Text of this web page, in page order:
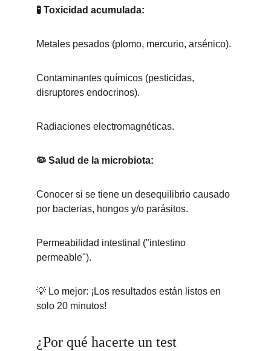
🧪 Toxicidad acumulada:
Metales pesados (plomo, mercurio, arsénico).
Contaminantes químicos (pesticidas,
disruptores endocrinos).
Radiaciones electromagnéticas.
🦠 Salud de la microbiota:
Conocer si se tiene un desequilibrio causado
por bacterias, hongos y/o parásitos.
Permeabilidad intestinal ("intestino
permeable").
💡 Lo mejor: ¡Los resultados están listos en
solo 20 minutos!
¿Por qué hacerte un test